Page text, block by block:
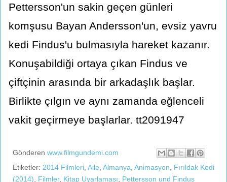
Pettersson'un sakin geçen günleri
komşusu Bayan Andersson'un, evsiz yavru
kedi Findus'u bulmasıyla hareket kazanır.
Konuşabildiği ortaya çıkan Findus ve
çiftçinin arasında bir arkadaşlık başlar.
Birlikte çılgın ve aynı zamanda eğlenceli
vakit geçirmeye başlarlar. tt2091947
Gönderen www.filmgundemi.com
Etiketler: 2014 Filmleri Aile Almanya Animasyon
Fırıldak Kedi
(2014)
Filmler, Kitap Uyarlaması
Pettersson und Findus